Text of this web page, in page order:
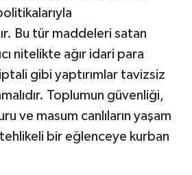
Bu tür maddeleri satan
nitelikte ağır idari para
gibi yaptırımlar tavizsiz
Toplumun güvenliği,
ve masum canlıların yaşam
tehlikeli bir eğlenceye kurban